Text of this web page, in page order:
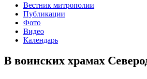
Вестник митрополии
Публикации
Фото
Видео
Календарь
В воинских храмах